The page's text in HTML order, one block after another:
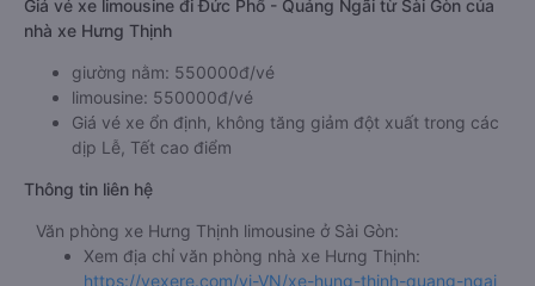
Giá vé xe limousine đi Đức Phổ - Quảng Ngãi từ Sài Gòn của
nhà xe Hưng Thịnh
giường nằm: 550000đ/vé
limousine: 550000đ/vé
Giá vé xe ổn định, không tăng giảm đột xuất trong các
dịp Lễ, Tết cao điểm
Thông tin liên hệ
Văn phòng xe Hưng Thịnh limousine ở Sài Gòn:
Xem địa chỉ văn phòng nhà xe Hưng Thịnh:
https://vexere.com/vi-VN/xe-hung-thinh-quang-ngai